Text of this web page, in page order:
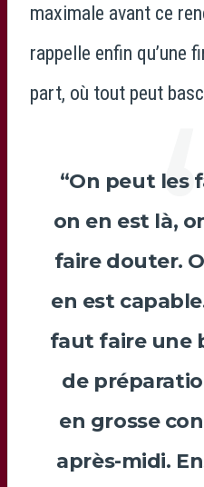
maximale avant ce
rappelle enfin qu’une
part, où tout peut
“On peut les
on en est là,
faire douter.
en est
faut faire une
de
en grosse
après-midi.